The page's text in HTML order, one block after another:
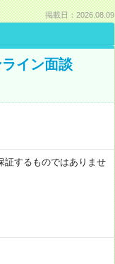
掲載日：2026.08.09
イン面談
するものではありませ